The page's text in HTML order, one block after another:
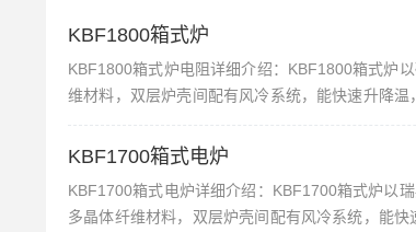
KBF1800箱式炉
KBF1800箱式炉电阻详细介绍：KBF1800箱式炉
维材料，双层炉壳间配有风冷系统，能快速升降
高校、科研院所、工矿企业做高温烧结、金属退火
KBF1700箱式电炉
KBF1700箱式电炉详细介绍：KBF1700箱式炉以
多晶体纤维材料，双层炉壳间配有风冷系统，能